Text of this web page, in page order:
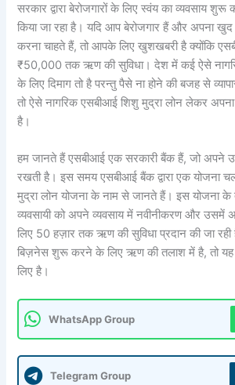
सरकार द्वारा बेरोजगारों के लिए स्वंय का व्यवसाय
किया जा रहा है। यदि आप बेरोजगार हैं और अपना
करना चाहते हैं, तो आपके लिए खुशखबरी है क्योंकि
₹50,000 तक ऋण की सुविधा। देश में कई ऐसे
के लिए दिमाग तो है परन्तु पैसे ना होने की बजह से
तो ऐसे नागरिक एसबीआई शिशु मुद्रा लोन लेकर
है।
हम जानते हैं एसबीआई एक सरकारी बैंक हैं, जो अपने
रखती है। इस समय एसबीआई बैंक द्वारा एक योजना
मुद्रा लोन योजना के नाम से जानते हैं। इस योजना
व्यवसायी को अपने व्यवसाय में नवीनीकरण और उसमें
लिए 50 हज़ार तक ऋण की सुविधा प्रदान की जा
बिज़नेस शुरू करने के लिए ऋण की तलाश में है, तो
लिए है।
WhatsApp Group
Telegram Group